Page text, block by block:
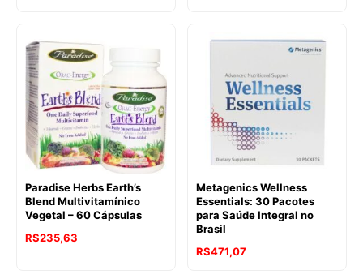
Paradise Herbs Earth’s
Blend Multivitamínico
Vegetal – 60 Cápsulas
R$235,63
Metagenics Wellness
Essentials: 30 Pacotes
para Saúde Integral no
Brasil
R$471,07